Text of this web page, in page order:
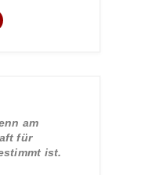
am
für
ist.